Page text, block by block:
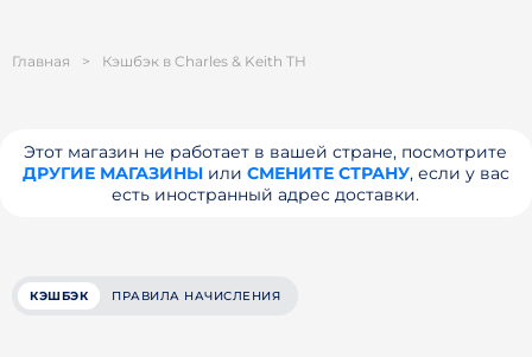
Главная > Кэшбэк в Charles & Keith TH
Этот магазин не работает в вашей стране, посмотрите
ДРУГИЕ МАГАЗИНЫили СМЕНИТЕ СТРАНУ, если у вас
есть иностранный адрес доставки.
КЭШБЭК ПРАВИЛА НАЧИСЛЕНИЯ